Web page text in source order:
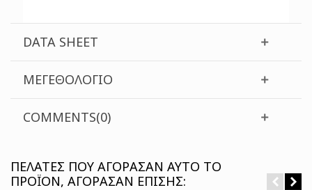
DATA SHEET
ΜΕΓΕΘΟΛΌΓΙΟ
COMMENTS(0)
ΠΕΛΆΤΕΣ ΠΟΥ ΑΓΌΡΑΣΑΝ ΑΥΤΌ ΤΟ
ΠΡΟΪΌΝ, ΑΓΌΡΑΣΑΝ ΕΠΊΣΗΣ: